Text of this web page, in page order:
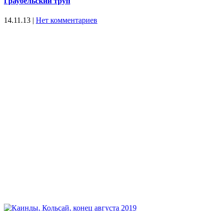
14.11.13 | Нет комментариев